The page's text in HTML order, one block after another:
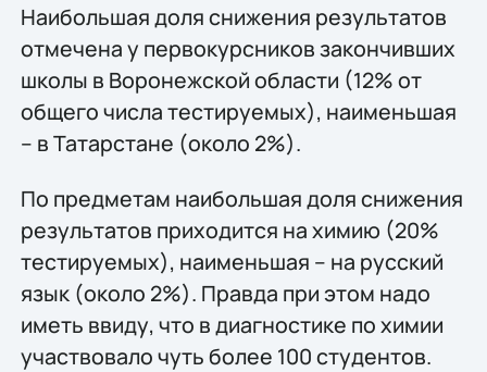
Наибольшая доля снижения результатов
отмечена у первокурсников закончивших
школы в Воронежской области (12% от
общего числа тестируемых), наименьшая
– в Татарстане (около 2%).
По предметам наибольшая доля снижения
результатов приходится на химию (20%
тестируемых), наименьшая – на русский
язык (около 2%). Правда при этом надо
иметь ввиду, что в диагностике по химии
участвовало чуть более 100 студентов.